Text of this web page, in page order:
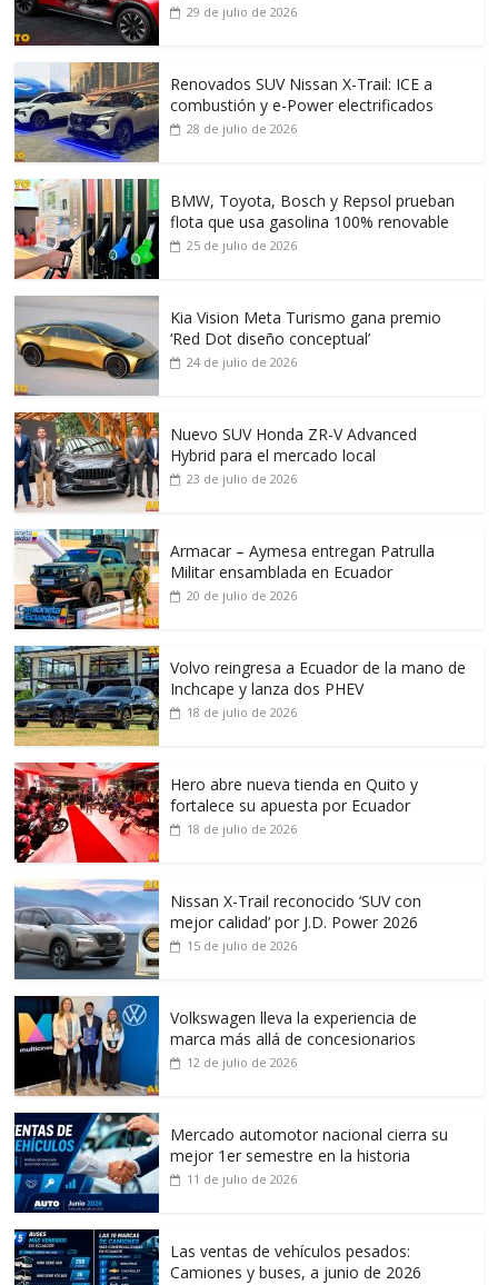
29 de julio de 2026
Renovados SUV Nissan X-Trail: ICE a
combustión y e-Power electrificados
28 de julio de 2026
BMW, Toyota, Bosch y Repsol prueban
flota que usa gasolina 100% renovable
25 de julio de 2026
Kia Vision Meta Turismo gana premio
‘Red Dot diseño conceptual’
24 de julio de 2026
Nuevo SUV Honda ZR-V Advanced
Hybrid para el mercado local
23 de julio de 2026
Armacar – Aymesa entregan Patrulla
Militar ensamblada en Ecuador
20 de julio de 2026
Volvo reingresa a Ecuador de la mano de
Inchcape y lanza dos PHEV
18 de julio de 2026
Hero abre nueva tienda en Quito y
fortalece su apuesta por Ecuador
18 de julio de 2026
Nissan X-Trail reconocido ‘SUV con
mejor calidad’ por J.D. Power 2026
15 de julio de 2026
Volkswagen lleva la experiencia de
marca más allá de concesionarios
12 de julio de 2026
Mercado automotor nacional cierra su
mejor 1er semestre en la historia
11 de julio de 2026
Las ventas de vehículos pesados:
Camiones y buses, a junio de 2026